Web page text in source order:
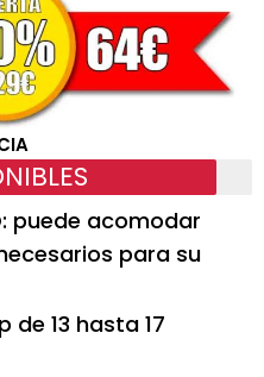
puede acomodar
para su
13 hasta 17